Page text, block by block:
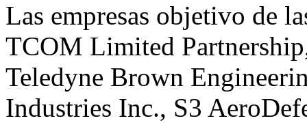
Las empresas objetivo de
TCOM Limited
Teledyne Brown
Industries Inc., S3